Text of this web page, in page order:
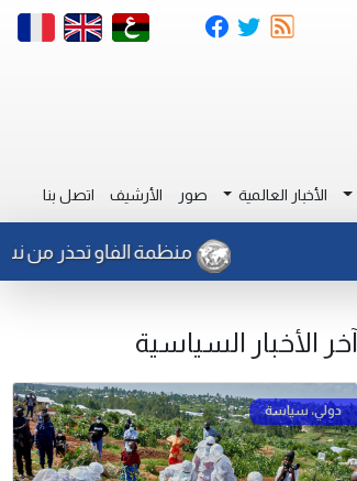
الأخبار العالمية صور الأرشيف اتصل بنا
منظمة الفاو تحذر من نشاط
آخر الأخبار السياسية